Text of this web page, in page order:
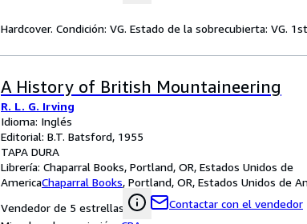
Hardcover. Condición: VG. Estado de la sobrecubierta: VG.
A History of British Mountaineering
R. L. G. Irving
Idioma: Inglés
Editorial: B.T. Batsford, 1955
TAPA DURA
Librería: Chaparral Books, Portland, OR, Estados Unidos de
AmericaChaparral Books, Portland, OR, Estados Unidos de
Vendedor de 5 estrellas
Contactar con el vendedor